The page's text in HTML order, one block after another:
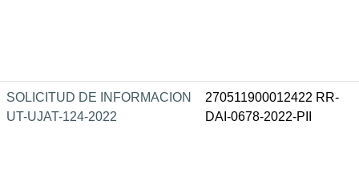
SOLICITUD DE INFORMACION
UT-UJAT-124-2022
270511900012422 RR-
DAI-0678-2022-PII